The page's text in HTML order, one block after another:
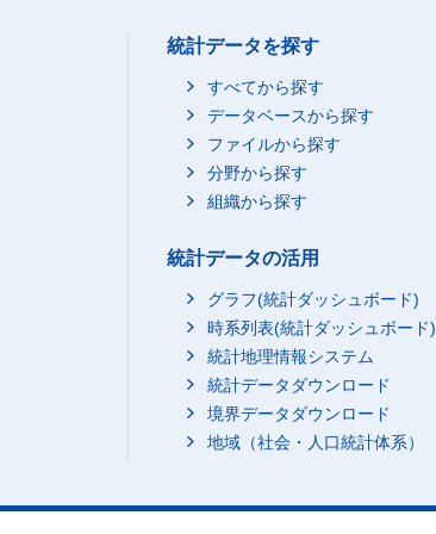
統計データを探す
すべてから探す
データベースから探す
ファイルから探す
分野から探す
組織から探す
統計データの活用
グラフ(統計ダッシュボード)
時系列表(統計ダッシュボード)
統計地理情報システム
統計データダウンロード
境界データダウンロード
地域（社会・人口統計体系）